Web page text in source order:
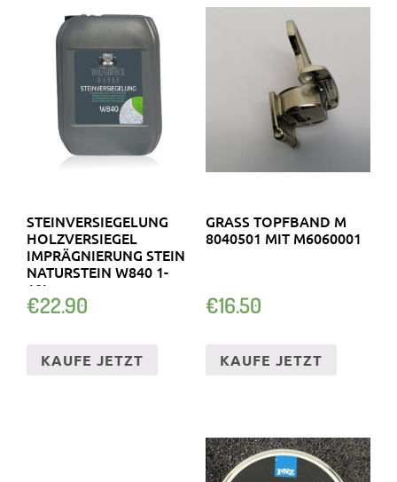
STEINVERSIEGELUNG
HOLZVERSIEGEL
IMPRÄGNIERUNG STEIN
NATURSTEIN W840 1-
10L
€22.90
KAUFE JETZT
GRASS TOPFBAND M
8040501 MIT M6060001
€16.50
KAUFE JETZT